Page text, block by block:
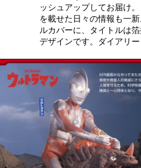
ッシュアップしてお届け
を載せた日々の情報も一
ルカバーに、タイトルは
デザインです。ダイアリ